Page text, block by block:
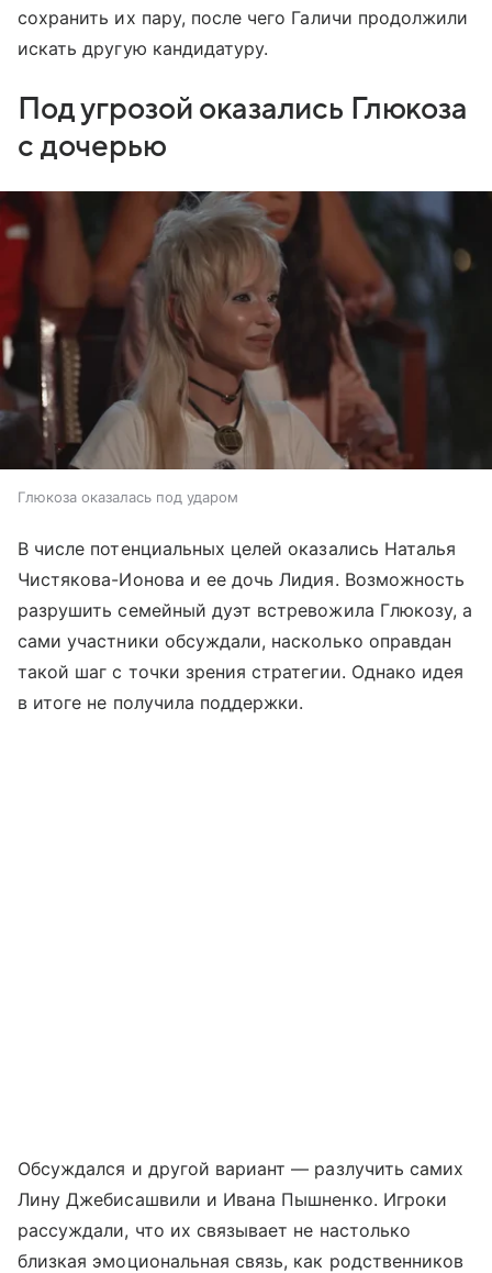
сохранить их пару, после чего Галичи продолжили
искать другую кандидатуру.
Под угрозой оказались Глюкоза
с дочерью
Глюкоза оказалась под ударом
В числе потенциальных целей оказались Наталья
Чистякова-Ионова и ее дочь Лидия. Возможность
разрушить семейный дуэт встревожила Глюкозу, а
сами участники обсуждали, насколько оправдан
такой шаг с точки зрения стратегии. Однако идея
в итоге не получила поддержки.
Обсуждался и другой вариант — разлучить самих
Лину Джебисашвили и Ивана Пышненко. Игроки
рассуждали, что их связывает не настолько
близкая эмоциональная связь, как родственников